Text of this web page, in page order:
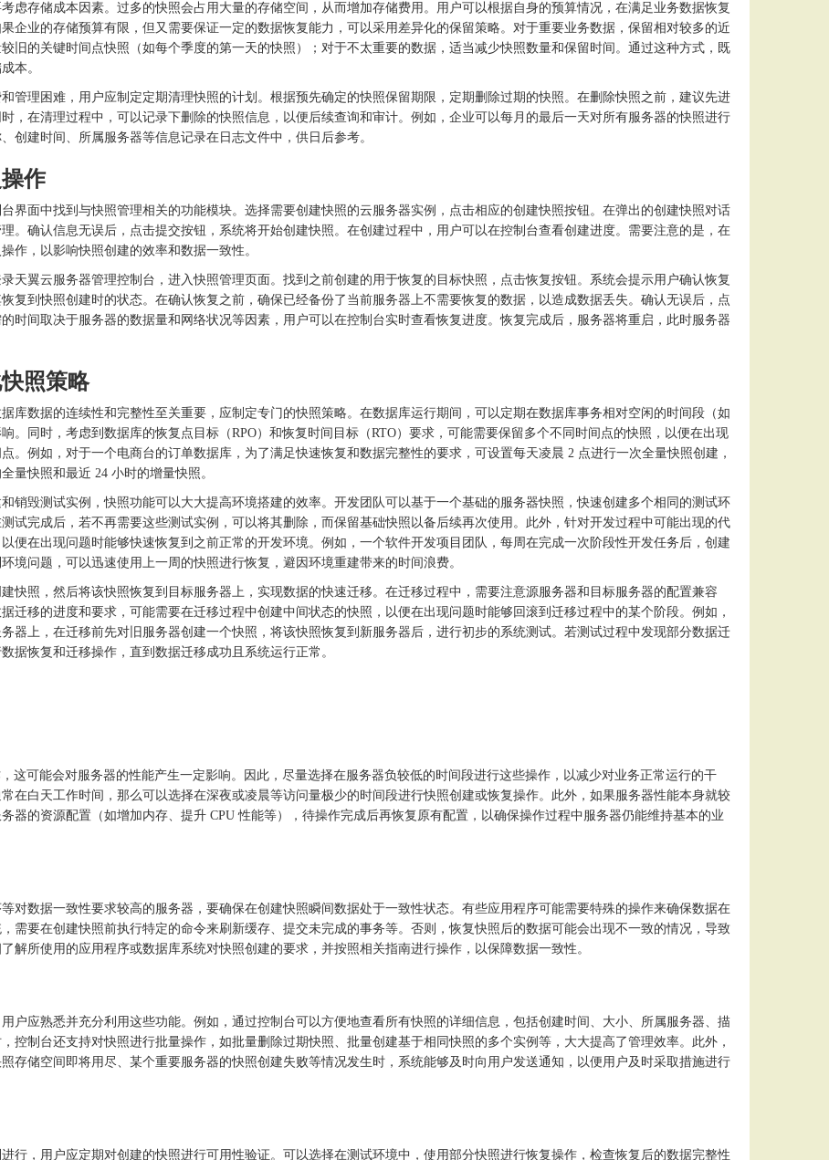
虑存储成本因素。过多的快照会占用大量的存储空间，从而增加存储费用。用户可以根据自身的预算情况，在满足业务数据恢复
企业的存储预算有限，但又需要保证一定的数据恢复能力，可以采用差异化的保留策略。对于重要业务数据，保留相对较多的近
旧的关键时间点快照（如每个季度的第一天的快照）；对于不太重要的数据，适当减少快照数量和保留时间。通过这种方式，既
本。
管理困难，用户应制定定期清理快照的计划。根据预先确定的快照保留期限，定期删除过期的快照。在删除快照之前，建议先进
，在清理过程中，可以记录下删除的快照信息，以便后续查询和审计。例如，企业可以每月的最后一天对所有服务器的快照进行
创建时间、所属服务器等信息记录在日志文件中，供日后参考。
作
界面中找到与快照管理相关的功能模块。选择需要创建快照的云服务器实例，点击相应的创建快照按钮。在弹出的创建快照对话
。确认信息无误后，点击提交按钮，系统将开始创建快照。在创建过程中，用户可以在控制台查看创建进度。需要注意的是，在
作，以影响快照创建的效率和数据一致性。
天翼云服务器管理控制台，进入快照管理页面。找到之前创建的用于恢复的目标快照，点击恢复按钮。系统会提示用户确认恢复
复到快照创建时的状态。在确认恢复之前，确保已经备份了当前服务器上不需要恢复的数据，以造成数据丢失。确认无误后，点
时间取决于服务器的数据量和网络状况等因素，用户可以在控制台实时查看恢复进度。恢复完成后，服务器将重启，此时服务器
照策略
据库数据的连续性和完整性至关重要，应制定专门的快照策略。在数据库运行期间，可以定期在数据库事务相对空闲的时间段（如
。同时，考虑到数据库的恢复点目标（RPO）和恢复时间目标（RTO）要求，可能需要保留多个不同时间点的快照，以便在出现
。例如，对于一个电商台的订单数据库，为了满足快速恢复和数据完整性的要求，可设置每天凌晨 2 点进行一次全量快照创建，
量快照和最近 24 小时的增量快照。
销毁测试实例，快照功能可以大大提高环境搭建的效率。开发团队可以基于一个基础的服务器快照，快速创建多个相同的测试环
试完成后，若不再需要这些测试实例，可以将其删除，而保留基础快照以备后续再次使用。此外，针对开发过程中可能出现的代
便在出现问题时能够快速恢复到之前正常的开发环境。例如，一个软件开发项目团队，每周在完成一次阶段性开发任务后，创建
境问题，可以迅速使用上一周的快照进行恢复，避因环境重建带来的时间浪费。
快照，然后将该快照恢复到目标服务器上，实现数据的快速迁移。在迁移过程中，需要注意源服务器和目标服务器的配置兼容
迁移的进度和要求，可能需要在迁移过程中创建中间状态的快照，以便在出现问题时能够回滚到迁移过程中的某个阶段。例如，
器上，在迁移前先对旧服务器创建一个快照，将该快照恢复到新服务器后，进行初步的系统测试。若测试过程中发现部分数据迁
据恢复和迁移操作，直到数据迁移成功且系统运行正常。
这可能会对服务器的性能产生一定影响。因此，尽量选择在服务器负较低的时间段进行这些操作，以减少对业务正常运行的干
在白天工作时间，那么可以选择在深夜或凌晨等访问量极少的时间段进行快照创建或恢复操作。此外，如果服务器性能本身就较
器的资源配置（如增加内存、提升 CPU 性能等），待操作完成后再恢复原有配置，以确保操作过程中服务器仍能维持基本的业
对数据一致性要求较高的服务器，要确保在创建快照瞬间数据处于一致性状态。有些应用程序可能需要特殊的操作来确保数据在
需要在创建快照前执行特定的命令来刷新缓存、提交未完成的事务等。否则，恢复快照后的数据可能会出现不一致的情况，导致
解所使用的应用程序或数据库系统对快照创建的要求，并按照相关指南进行操作，以保障数据一致性。
户应熟悉并充分利用这些功能。例如，通过控制台可以方便地查看所有快照的详细信息，包括创建时间、大小、所属服务器、描
控制台还支持对快照进行批量操作，如批量删除过期快照、批量创建基于相同快照的多个实例等，大大提高了管理效率。此外，
存储空间即将用尽、某个重要服务器的快照创建失败等情况发生时，系统能够及时向用户发送通知，以便用户及时采取措施进行
行，用户应定期对创建的快照进行可用性验证。可以选择在测试环境中，使用部分快照进行恢复操作，检查恢复后的数据完整性